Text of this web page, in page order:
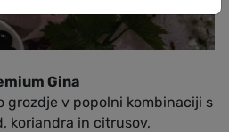
Gina
grozdje v popolni kombinaciji s
koriandra in citrusov,